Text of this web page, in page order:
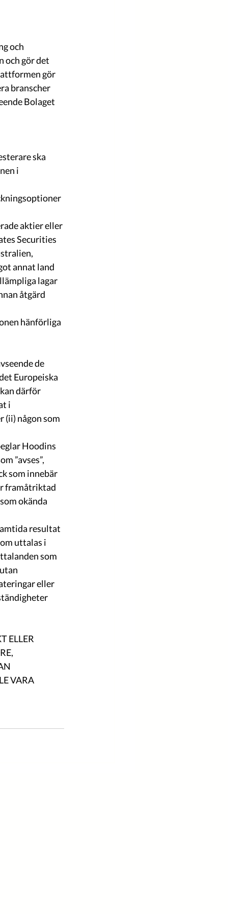
och
och gör det
gör
branscher
Bolaget
ska
i
aktier eller
Securities
annat land
lagar
åtgärd
hänförliga
de
Europeiska
därför
i
(ii) någon som
Hoodins
”avses”,
som innebär
framåtriktad
okända
resultat
uttalas i
som
eller
ELLER
VARA